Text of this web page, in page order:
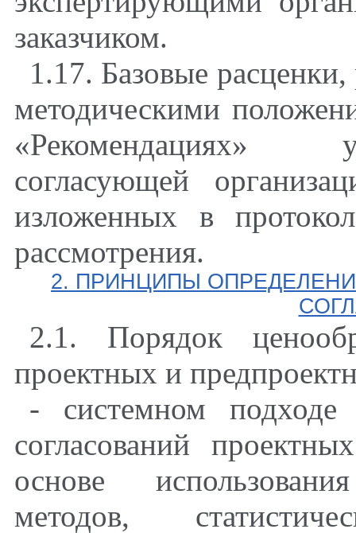
заказчиком.
1.17. Базовые расценки,
методическими
«Рекомендациях»
согласующей
изложенных в
рассмотрения.
2. ПРИНЦИПЫ
2.1. Порядок
проектных и
- системном
согласований
основе
методов,